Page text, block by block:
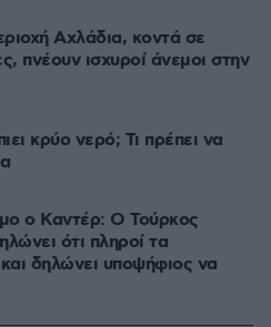
Αχλάδια, κοντά σε
πνέουν ισχυροί άνεμοι στην
κρύο νερό; Τι πρέπει να
ο Καντέρ: Ο Τούρκος
ότι πληροί τα
δηλώνει υποψήφιος να